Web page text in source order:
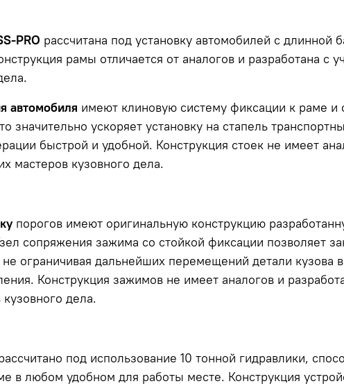
PRO рассчитана под установку автомобилей с длинной
рамы отличается от аналогов и разработана с
автомобиля имеют клиновую систему фиксации к раме и
значительно ускоряет установку на стапель
быстрой и удобной. Конструкция стоек не имеет
мастеров кузовного дела.
порогов имеют оригинальную конструкцию
сопряжения зажима со стойкой фиксации позволяет
ограничивая дальнейших перемещений детали кузова
Конструкция зажимов не имеет аналогов и
дела.
под использование 10 тонной гидравлики,
в любом удобном для работы месте. Конструкция